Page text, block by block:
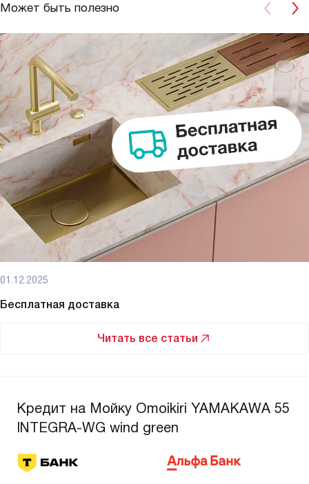
Может быть полезно
01.12.2025
Бесплатная доставка
Читать все статьи
Кредит на Мойку Omoikiri YAMAKAWA 55
INTEGRA-WG wind green